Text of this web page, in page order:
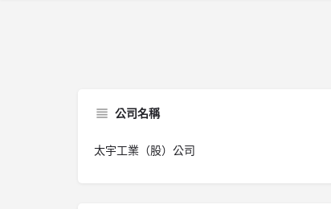
公司名稱
太宇工業（股）公司